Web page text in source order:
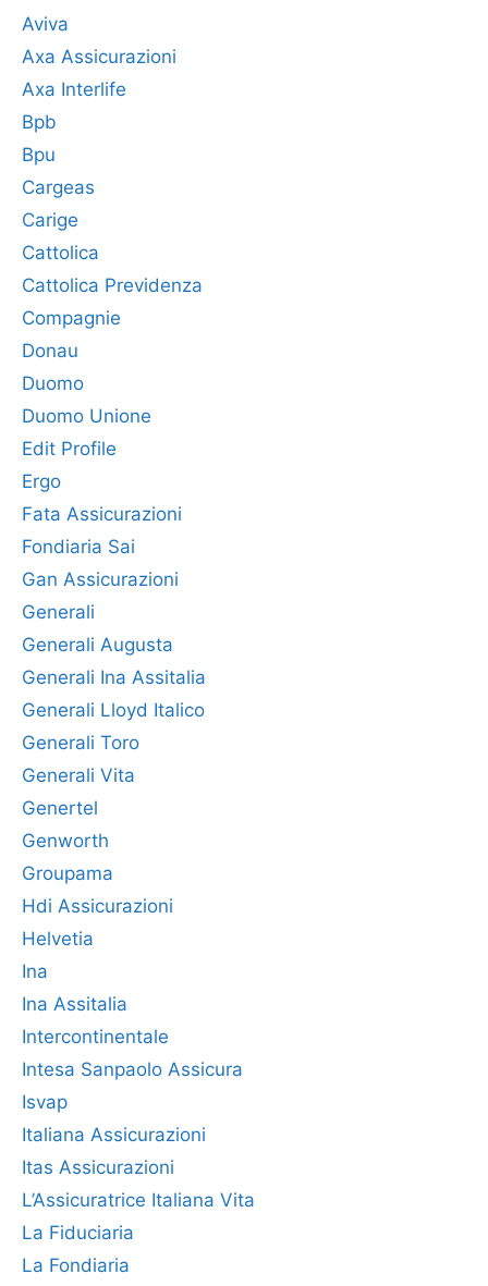
Aviva
Axa Assicurazioni
Axa Interlife
Bpb
Bpu
Cargeas
Carige
Cattolica
Cattolica Previdenza
Compagnie
Donau
Duomo
Duomo Unione
Edit Profile
Ergo
Fata Assicurazioni
Fondiaria Sai
Gan Assicurazioni
Generali
Generali Augusta
Generali Ina Assitalia
Generali Lloyd Italico
Generali Toro
Generali Vita
Genertel
Genworth
Groupama
Hdi Assicurazioni
Helvetia
Ina
Ina Assitalia
Intercontinentale
Intesa Sanpaolo Assicura
Isvap
Italiana Assicurazioni
Itas Assicurazioni
L’Assicuratrice Italiana Vita
La Fiduciaria
La Fondiaria